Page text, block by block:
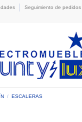
Seguimiento de
ESCALERAS